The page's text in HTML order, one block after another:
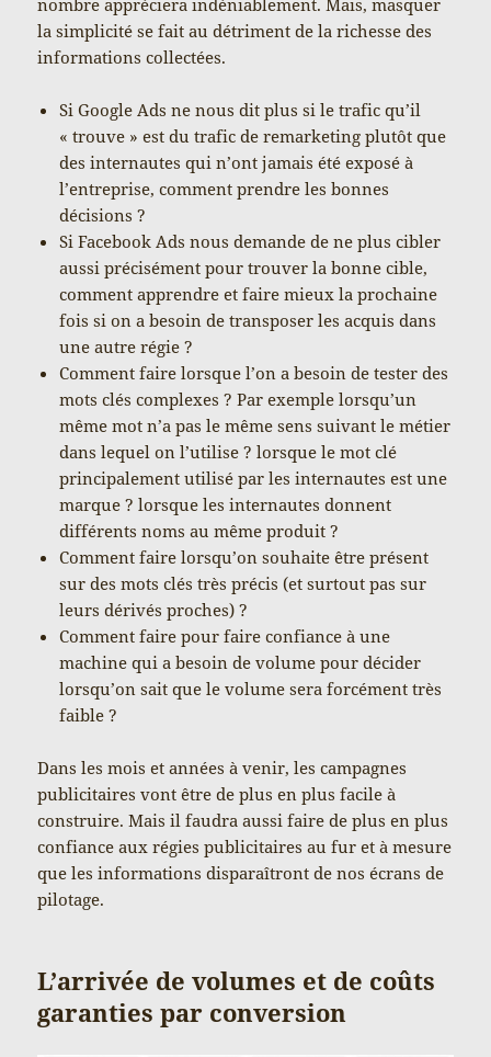
nombre appréciera indéniablement. Mais, masquer
la simplicité se fait au détriment de la richesse des
informations collectées.
Si Google Ads ne nous dit plus si le trafic qu’il
« trouve » est du trafic de remarketing plutôt que
des internautes qui n’ont jamais été exposé à
l’entreprise, comment prendre les bonnes
décisions ?
Si Facebook Ads nous demande de ne plus cibler
aussi précisément pour trouver la bonne cible,
comment apprendre et faire mieux la prochaine
fois si on a besoin de transposer les acquis dans
une autre régie ?
Comment faire lorsque l’on a besoin de tester des
mots clés complexes ? Par exemple lorsqu’un
même mot n’a pas le même sens suivant le métier
dans lequel on l’utilise ? lorsque le mot clé
principalement utilisé par les internautes est une
marque ? lorsque les internautes donnent
différents noms au même produit ?
Comment faire lorsqu’on souhaite être présent
sur des mots clés très précis (et surtout pas sur
leurs dérivés proches) ?
Comment faire pour faire confiance à une
machine qui a besoin de volume pour décider
lorsqu’on sait que le volume sera forcément très
faible ?
Dans les mois et années à venir, les campagnes
publicitaires vont être de plus en plus facile à
construire. Mais il faudra aussi faire de plus en plus
confiance aux régies publicitaires au fur et à mesure
que les informations disparaîtront de nos écrans de
pilotage.
L’arrivée de volumes et de coûts
garanties par conversion